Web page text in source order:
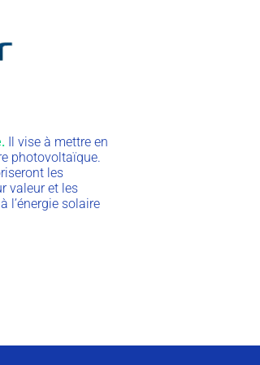
Il vise à mettre en
photovoltaïque.
les
valeur et les
l’énergie solaire